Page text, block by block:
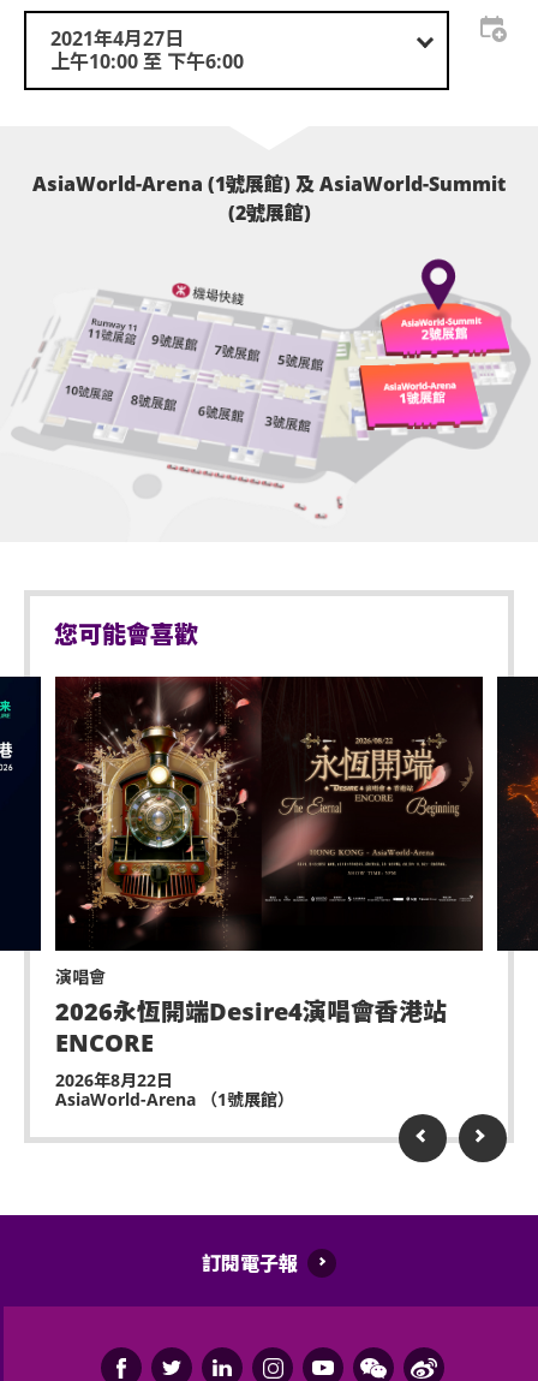
2021年4月27日
上午10:00 至 下午6:00
AsiaWorld-Arena (1號展館) 及 AsiaWorld-Summit
(2號展館)
您可能會喜歡
演唱會
2026永恆開端Desire4演唱會香港站
ENCORE
2026年8月22日
AsiaWorld-Arena （1號展館）
訂閱電子報